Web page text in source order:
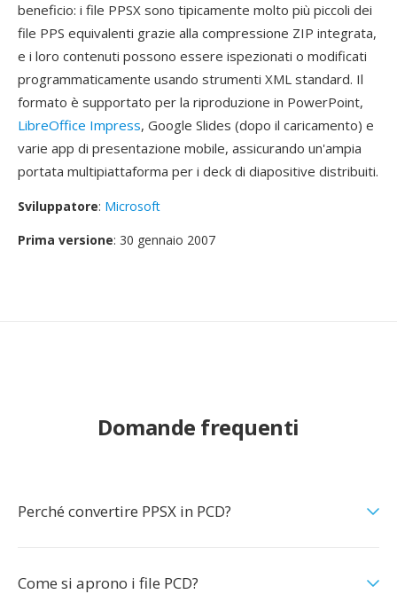
beneficio: i file PPSX sono tipicamente molto più piccoli dei
file PPS equivalenti grazie alla compressione ZIP integrata,
e i loro contenuti possono essere ispezionati o modificati
programmaticamente usando strumenti XML standard. Il
formato è supportato per la riproduzione in PowerPoint,
LibreOffice Impress, Google Slides (dopo il caricamento) e
varie app di presentazione mobile, assicurando un'ampia
portata multipiattaforma per i deck di diapositive distribuiti.
Sviluppatore: Microsoft
Prima versione: 30 gennaio 2007
Domande frequenti
Perché convertire PPSX in PCD?
Come si aprono i file PCD?